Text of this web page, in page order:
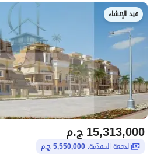
قيد الإنشاء
ج.م15,313,000
الدفعة المقدّمة: 5,550,000 ج.م